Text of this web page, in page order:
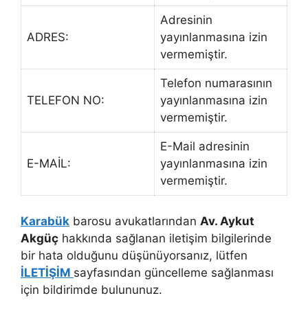
ADRES:
Adresinin
yayınlanmasına izin
vermemiştir.
TELEFON NO:
Telefon numarasının
yayınlanmasına izin
vermemiştir.
E-MAİL:
E-Mail adresinin
yayınlanmasına izin
vermemiştir.
Karabük barosu avukatlarından Av. Aykut
Akgüç hakkında sağlanan iletişim bilgilerinde
bir hata olduğunu düşünüyorsanız, lütfen
İLETİŞİM sayfasından güncelleme sağlanması
için bildirimde bulununuz.